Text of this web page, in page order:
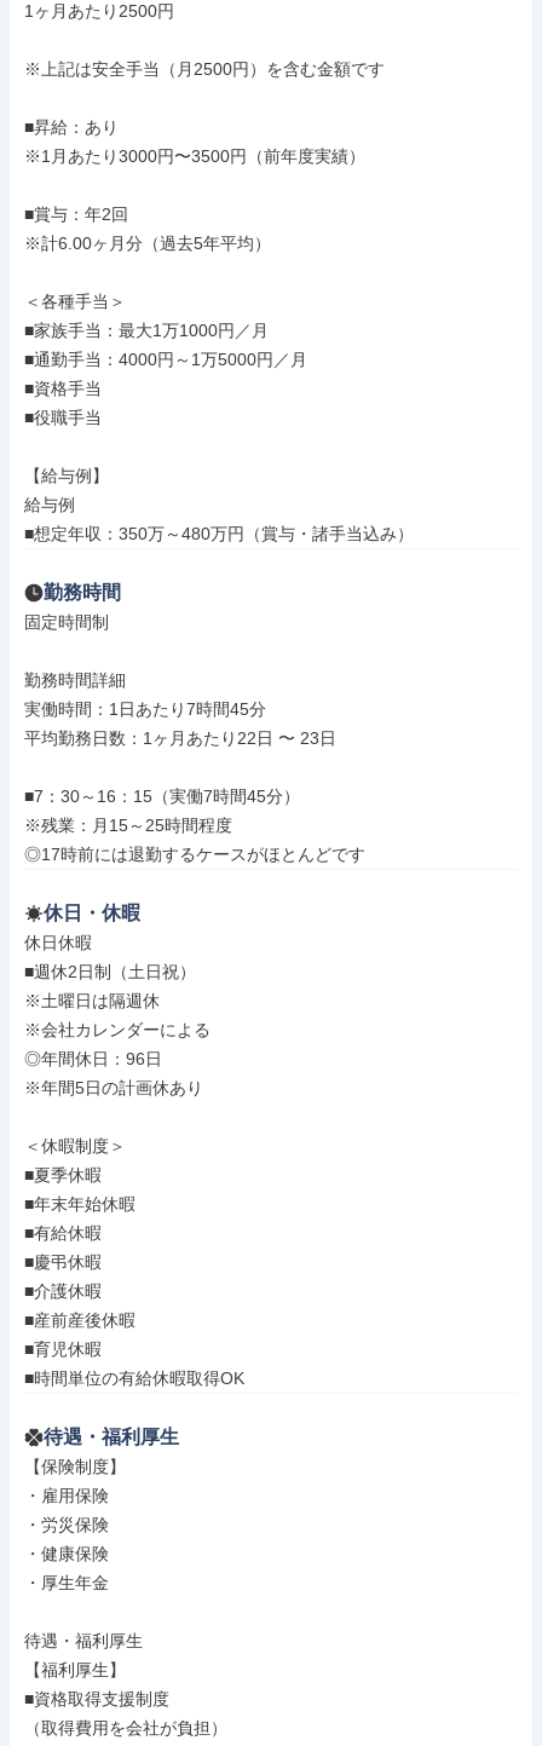
1ヶ月あたり2500円
※上記は安全手当（月2500円）を含む金額です
■昇給：あり
※1月あたり3000円〜3500円（前年度実績）
■賞与：年2回
※計6.00ヶ月分（過去5年平均）
＜各種手当＞
■家族手当：最大1万1000円／月
■通勤手当：4000円～1万5000円／月
■資格手当
■役職手当
【給与例】
給与例
■想定年収：350万～480万円（賞与・諸手当込み）
勤務時間
固定時間制
勤務時間詳細
実働時間：1日あたり7時間45分
平均勤務日数：1ヶ月あたり22日 〜 23日
■7：30～16：15（実働7時間45分）
※残業：月15～25時間程度
◎17時前には退勤するケースがほとんどです
休日・休暇
休日休暇
■週休2日制（土日祝）
※土曜日は隔週休
※会社カレンダーによる
◎年間休日：96日
※年間5日の計画休あり
＜休暇制度＞
■夏季休暇
■年末年始休暇
■有給休暇
■慶弔休暇
■介護休暇
■産前産後休暇
■育児休暇
■時間単位の有給休暇取得OK
待遇・福利厚生
【保険制度】
・雇用保険
・労災保険
・健康保険
・厚生年金
待遇・福利厚生
【福利厚生】
■資格取得支援制度
（取得費用を会社が負担）